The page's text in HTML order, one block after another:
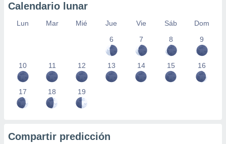
Calendario lunar
Lun Mar Mié Jue Vie Sáb
Dom
6
7 8 9
10 11 12 13 14 15 16
17 18 19
Compartir predicción